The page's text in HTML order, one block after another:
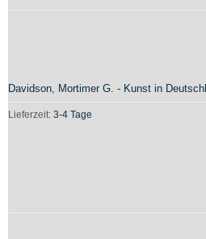
Davidson, Mortimer G. - Kunst in
Lieferzeit: 3-4 Tage